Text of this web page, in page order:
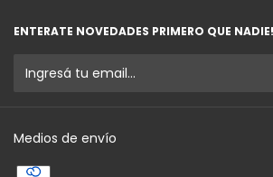
ENTERATE NOVEDADES PRIMERO QUE NADIE!
Medios de envío